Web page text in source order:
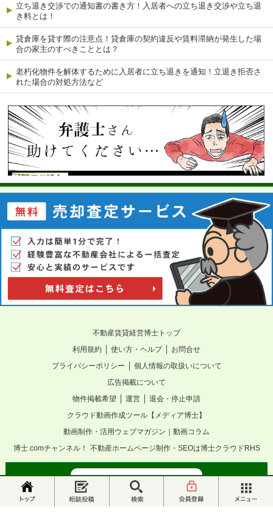
立ち退き交渉での通知書の書き方！入居者への立ち退き交渉や立ち退
き料とは！
貸倉庫を貸す際の注意点！貸倉庫の契約違反や賃料滞納が発生した場
合の家主のすべきこととは？
老朽化物件を解体するために入居者に立ち退きを通知！立退き拒否さ
れた場合の対処方法など
不動産賃貸経営博士トップ
利用規約 ｜ 使い方・ヘルプ｜ お問合せ
プライバシーポリシー ｜ 個人情報の取扱いについて
広告掲載について
物件掲載希望 ｜ 運営 ｜ 退会・停止申請
クラウド動画作成ツール【メディア博士】
動画制作・活用ウェブマガジン｜動画コラム
博士.comチャンネル！
不動産ホームページ制作・SEOは博士クラウドRHS
PCサイトへ
(C) HAKASE.COM Inc All Rights Reserved.